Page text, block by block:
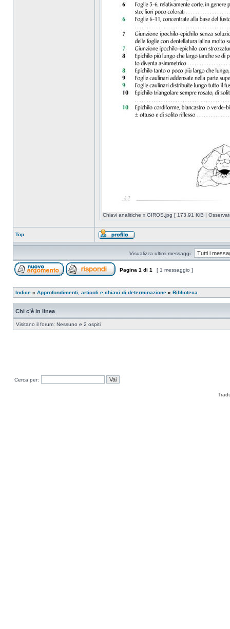
Chiavi analitiche x GIROS.jpg [ 173.91 KiB |
Top
Visualizza ultimi messaggi:
Pagina 1 di 1 [ 1 messaggio ]
Indice » Approfondimenti, articoli e chiavi di determinazione » Biblioteca
Chi c’è in linea
Visitano il forum: Nessuno e 2 ospiti
Cerca per: